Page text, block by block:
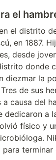
el
el distrito
en 1887.
desde
donde
diezmar la
de sus
causa del
dedicaron a
físico y
terminar